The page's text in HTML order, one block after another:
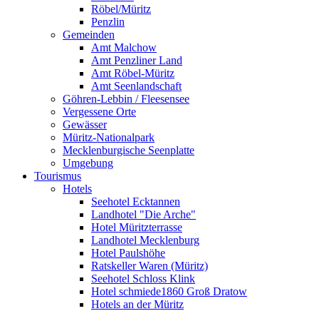
Röbel/Müritz
Penzlin
Gemeinden
Amt Malchow
Amt Penzliner Land
Amt Röbel-Müritz
Amt Seenlandschaft
Göhren-Lebbin / Fleesensee
Vergessene Orte
Gewässer
Müritz-Nationalpark
Mecklenburgische Seenplatte
Umgebung
Tourismus
Hotels
Seehotel Ecktannen
Landhotel "Die Arche"
Hotel Müritzterrasse
Landhotel Mecklenburg
Hotel Paulshöhe
Ratskeller Waren (Müritz)
Seehotel Schloss Klink
Hotel schmiede1860 Groß Dratow
Hotels an der Müritz